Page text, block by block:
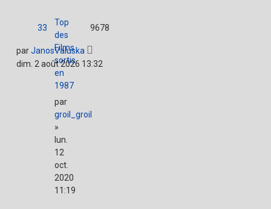
Top
des
Films
sortis
en
1987
par
groil_groil
»
lun.
12
oct.
2020
11:19
33 9678
parJanosValuska
dim. 2 août 2026 13:32